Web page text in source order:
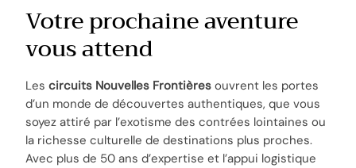
Votre prochaine aventure
vous attend
Lescircuits Nouvelles Frontières ouvrent les portes
d’un monde de découvertes authentiques, que vous
soyez attiré par l’exotisme des contrées lointaines ou
la richesse culturelle de destinations plus proches.
Avec plus de 50 ans d’expertise et l’appui logistique